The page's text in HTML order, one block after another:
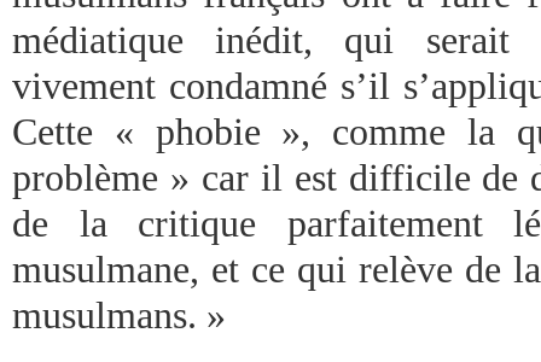
médiatique inédit, qui serait
vivement condamné s’il
Cette « phobie », comme la
problème » car il est difficile de
de la critique parfaitement
musulmane, et ce qui relève de
musulmans. »